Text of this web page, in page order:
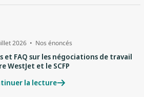
2026 Nos énoncés
et FAQ sur les négociations de travail
WestJet et le SCFP
la lecture